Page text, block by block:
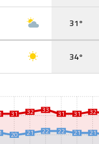
31°
34°
20 21 22 22 21 21
31 32 33 31 31 32